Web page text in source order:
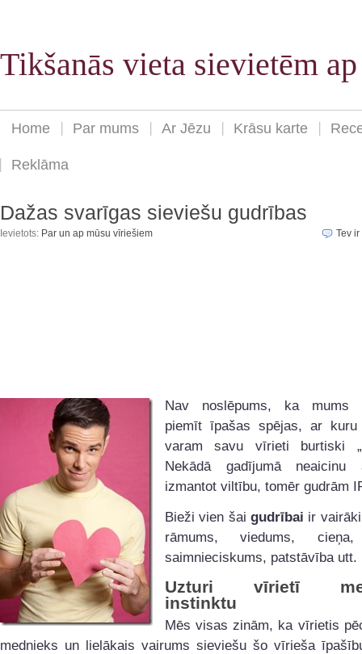
Tikšanās vieta sievietēm
Home Par mums Ar Jēzu Krāsu karte
Reklāma
Dažas svarīgas sieviešu gudrības
Ievietots: Par un ap mūsu vīriešiem Tev ir
Nav noslēpums, ka mums
piemīt īpašas spējas, ar kuru
varam savu vīrieti burtiski
Nekādā gadījumā neaicinu
izmantot viltību, tomēr gudrām
Bieži vien šai gudrībai ir
rāmums, viedums,
saimnieciskums, patstāvība utt.
Uzturi vīrietī
instinktu
Mēs visas zinām, ka vīrietis
mednieks un lielākais vairums sieviešu šo vīrieša